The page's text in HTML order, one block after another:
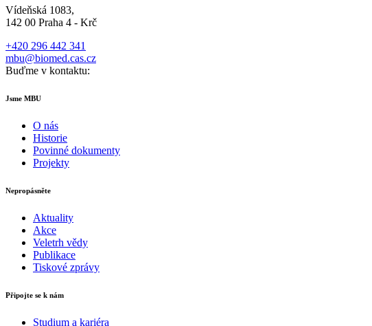
Vídeňská 1083,
142 00 Praha 4 - Krč
+420 296 442 341
mbu@biomed.cas.cz
Buďme v kontaktu:
Jsme MBU
O nás
Historie
Povinné dokumenty
Projekty
Nepropásněte
Aktuality
Akce
Veletrh vědy
Publikace
Tiskové zprávy
Připojte se k nám
Studium a kariéra